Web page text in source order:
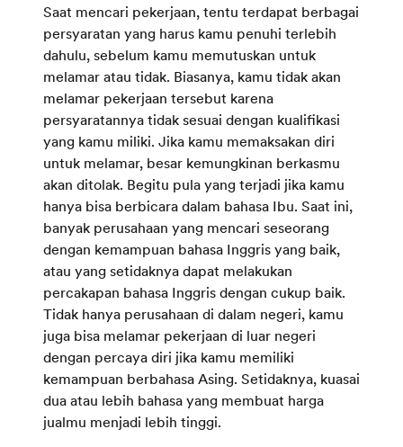
Saat mencari pekerjaan, tentu terdapat berbagai
persyaratan yang harus kamu penuhi terlebih
dahulu, sebelum kamu memutuskan untuk
melamar atau tidak. Biasanya, kamu tidak akan
melamar pekerjaan tersebut karena
persyaratannya tidak sesuai dengan kualifikasi
yang kamu miliki. Jika kamu memaksakan diri
untuk melamar, besar kemungkinan berkasmu
akan ditolak. Begitu pula yang terjadi jika kamu
hanya bisa berbicara dalam bahasa Ibu. Saat ini,
banyak perusahaan yang mencari seseorang
dengan kemampuan bahasa Inggris yang baik,
atau yang setidaknya dapat melakukan
percakapan bahasa Inggris dengan cukup baik.
Tidak hanya perusahaan di dalam negeri, kamu
juga bisa melamar pekerjaan di luar negeri
dengan percaya diri jika kamu memiliki
kemampuan berbahasa Asing. Setidaknya, kuasai
dua atau lebih bahasa yang membuat harga
jualmu menjadi lebih tinggi.